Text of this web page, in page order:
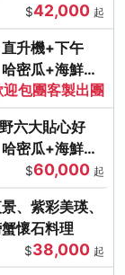
$42,000 起
升機+下午
密瓜+海鮮和
迎包團客製出團
六大貼心好
密瓜+海鮮和
$60,000 起
、紫彩美瑛、
懷石料理
$38,000 起